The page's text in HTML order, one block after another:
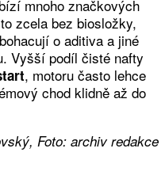
mnoho značkových
zcela bez biosložky,
o aditiva a jiné
Vyšší podíl čisté nafty
, motoru často lehce
chod klidně až do
Foto: archiv redakce